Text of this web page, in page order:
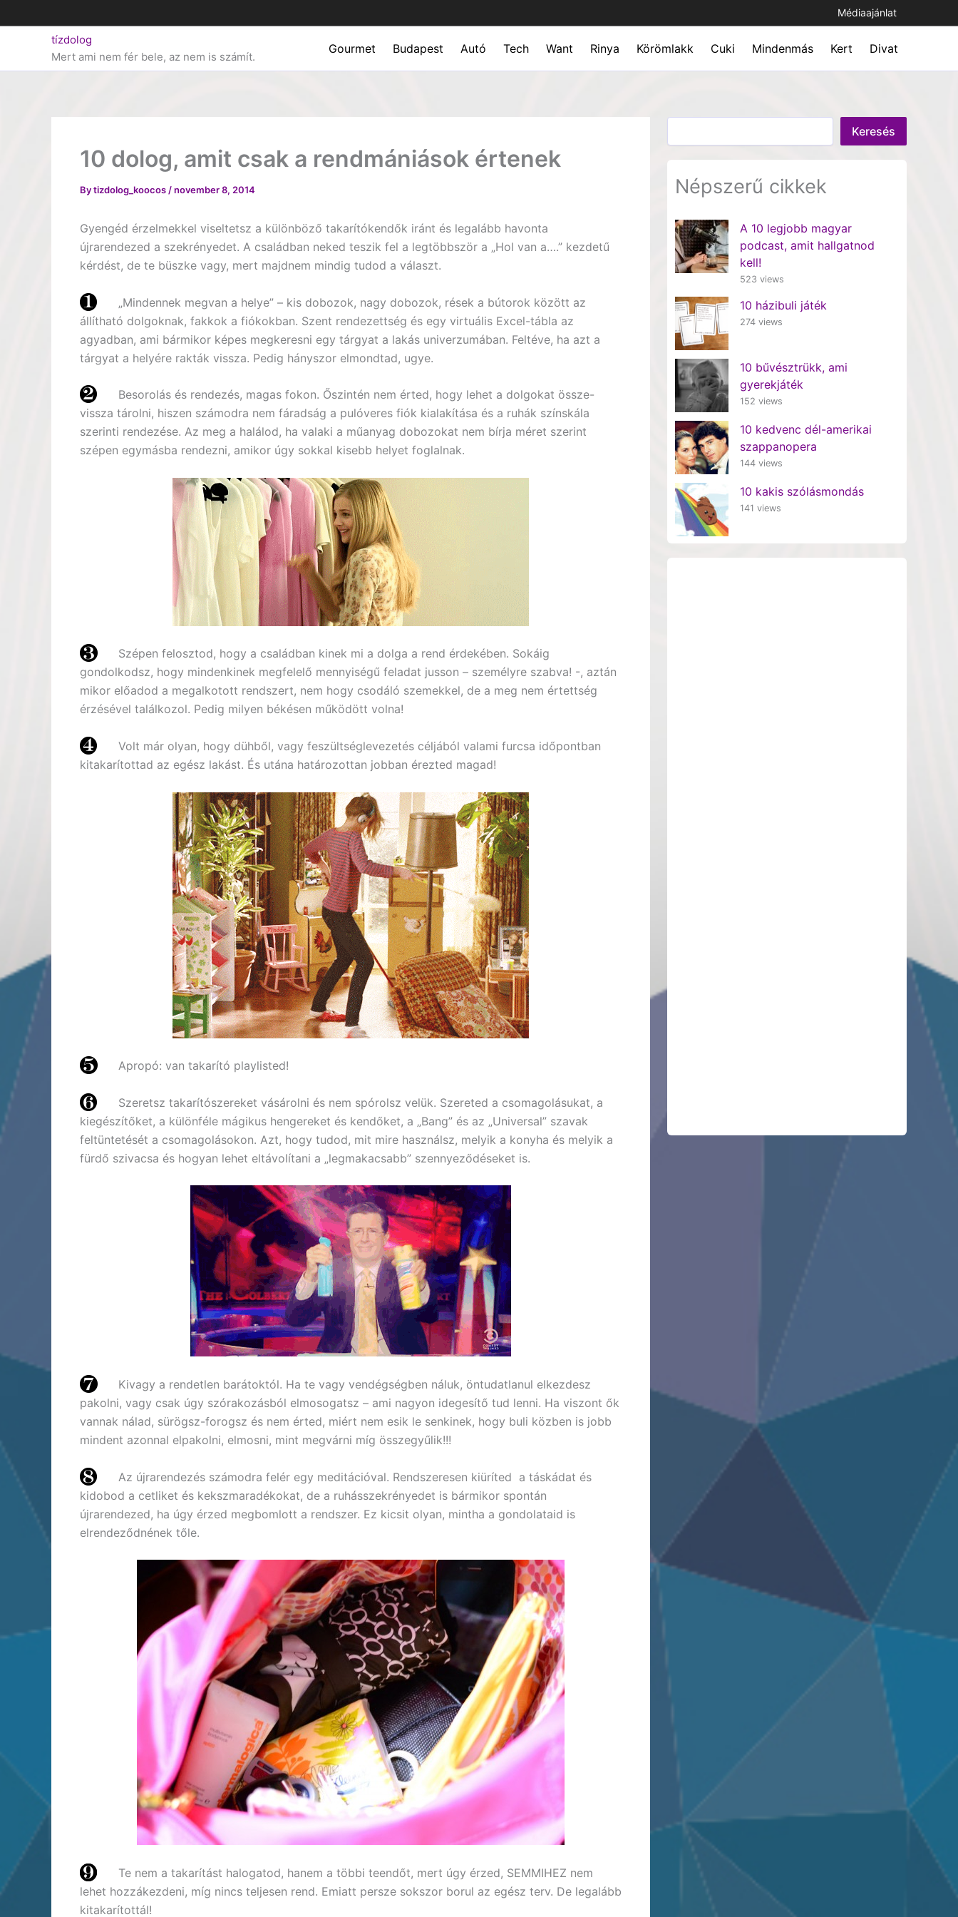
to
Médiaajánlat
tízdolog
Mert ami nem fér bele, az nem is számít.
Gourmet Budapest Autó Tech Want Rinya Körömlakk Cuki Mindenmás Kert Divat
10 dolog, amit csak a rendmániások értenek
Bytizdolog_koocos /november 8, 2014
Gyengéd érzelmekkel viseltetsz a különböző takarítókendők iránt és legalább havonta
újrarendezed a szekrényedet. A családban neked teszik fel a legtöbbször a „Hol van a….” kezdetű
kérdést, de te büszke vagy, mert majdnem mindig tudod a választ.
„Mindennek megvan a helye” – kis dobozok, nagy dobozok, rések a bútorok között az
állítható dolgoknak, fakkok a fiókokban. Szent rendezettség és egy virtuális Excel-tábla az
agyadban, ami bármikor képes megkeresni egy tárgyat a lakás univerzumában. Feltéve, ha azt a
tárgyat a helyére rakták vissza. Pedig hányszor elmondtad, ugye.
Besorolás és rendezés, magas fokon. Őszintén nem érted, hogy lehet a dolgokat össze-
vissza tárolni, hiszen számodra nem fáradság a pulóveres fiók kialakítása és a ruhák színskála
szerinti rendezése. Az meg a halálod, ha valaki a műanyag dobozokat nem bírja méret szerint
szépen egymásba rendezni, amikor úgy sokkal kisebb helyet foglalnak.
Szépen felosztod, hogy a családban kinek mi a dolga a rend érdekében. Sokáig
gondolkodsz, hogy mindenkinek megfelelő mennyiségű feladat jusson – személyre szabva! -, aztán
mikor előadod a megalkotott rendszert, nem hogy csodáló szemekkel, de a meg nem értettség
érzésével találkozol. Pedig milyen békésen működött volna!
Volt már olyan, hogy dühből, vagy feszültséglevezetés céljából valami furcsa időpontban
kitakarítottad az egész lakást. És utána határozottan jobban érezted magad!
Apropó: van takarító playlisted!
Szeretsz takarítószereket vásárolni és nem spórolsz velük. Szereted a csomagolásukat, a
kiegészítőket, a különféle mágikus hengereket és kendőket, a „Bang” és az „Universal” szavak
feltüntetését a csomagolásokon. Azt, hogy tudod, mit mire használsz, melyik a konyha és melyik a
fürdő szivacsa és hogyan lehet eltávolítani a „legmakacsabb” szennyeződéseket is.
Kivagy a rendetlen barátoktól. Ha te vagy vendégségben náluk, öntudatlanul elkezdesz
pakolni, vagy csak úgy szórakozásból elmosogatsz – ami nagyon idegesítő tud lenni. Ha viszont ők
vannak nálad, sürögsz-forogsz és nem érted, miért nem esik le senkinek, hogy buli közben is jobb
mindent azonnal elpakolni, elmosni, mint megvárni míg összegyűlik!!!
Az újrarendezés számodra felér egy meditációval. Rendszeresen kiüríted a táskádat és
kidobod a cetliket és kekszmaradékokat, de a ruhásszekrényedet is bármikor spontán
újrarendezed, ha úgy érzed megbomlott a rendszer. Ez kicsit olyan, mintha a gondolataid is
elrendeződnének tőle.
Te nem a takarítást halogatod, hanem a többi teendőt, mert úgy érzed, SEMMIHEZ nem
lehet hozzákezdeni, míg nincs teljesen rend. Emiatt persze sokszor borul az egész terv. De legalább
kitakarítottál!
Keresés
Népszerű cikkek
A 10 legjobb magyar
podcast, amit hallgatnod
kell!
523 views
10 házibuli játék
274 views
10 bűvésztrükk, ami
gyerekjáték
152 views
10 kedvenc dél-amerikai
szappanopera
144 views
10 kakis szólásmondás
141 views